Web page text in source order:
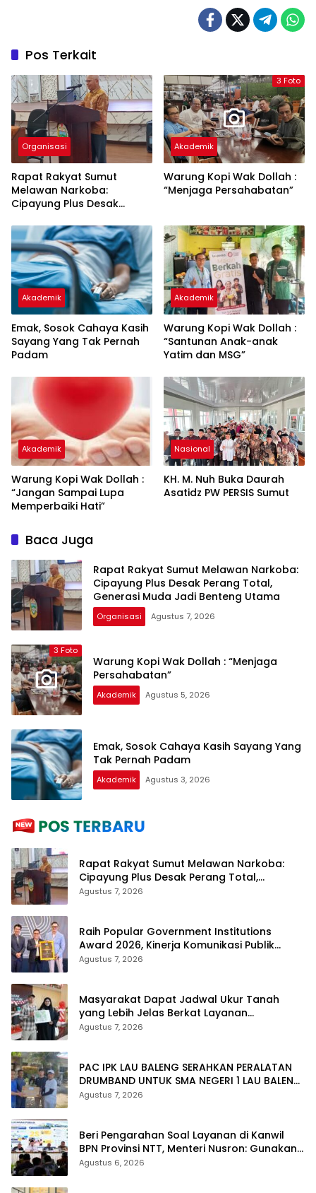
Pos Terkait
Organisasi
Rapat Rakyat Sumut
Melawan Narkoba:
Cipayung Plus Desak
Muda Jadi Benteng Utama
3 Foto
Akademik
Warung Kopi Wak Dollah :
“Menjaga Persahabatan”
Akademik
Emak, Sosok Cahaya Kasih
Sayang Yang Tak Pernah
Padam
Akademik
Warung Kopi Wak Dollah :
“Santunan Anak-anak
Yatim dan MSG”
Akademik
Warung Kopi Wak Dollah :
“Jangan Sampai Lupa
Memperbaiki Hati”
Nasional
KH. M. Nuh Buka Daurah
Asatidz PW PERSIS Sumut
Baca Juga
Rapat Rakyat Sumut Melawan Narkoba:
Cipayung Plus Desak Perang Total,
Generasi Muda Jadi Benteng Utama
Organisasi Agustus 7, 2026
3 Foto
Warung Kopi Wak Dollah : “Menjaga
Persahabatan”
Akademik Agustus 5, 2026
Emak, Sosok Cahaya Kasih Sayang Yang
Tak Pernah Padam
Akademik Agustus 3, 2026
Rapat Rakyat Sumut Melawan Narkoba:
Cipayung Plus Desak Perang Total,
Generasi Muda Jadi Benteng Utama
Agustus 7, 2026
Raih Popular Government Institutions
Award 2026, Kinerja Komunikasi Publik
Kementerian ATR/BPN Kembali Diakui
Agustus 7, 2026
Masyarakat Dapat Jadwal Ukur Tanah
yang Lebih Jelas Berkat Layanan
Pengukuran Terjadwal
Agustus 7, 2026
PAC IPK LAU BALENG SERAHKAN PERALATAN
DRUMBAND UNTUK SMA NEGERI 1 LAU BALENG
SAMBUT HUT RI KE-81
Agustus 7, 2026
Beri Pengarahan Soal Layanan di Kanwil
BPN Provinsi NTT, Menteri Nusron: Gunakan
Sudut Pandang Masyarakat
Agustus 6, 2026